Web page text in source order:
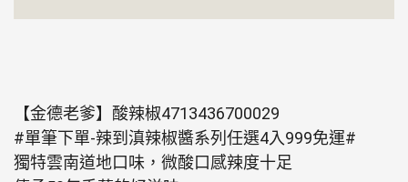
【金德老爹】酸辣椒4713436700029
#單筆下單-辣到滇辣椒醬系列任選4入999免運#
獨特雲南道地口味，微酸口感辣度十足